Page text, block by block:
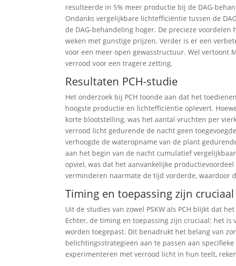
resulteerde in 5% meer productie bij de DAG-
Ondanks vergelijkbare lichtefficiëntie tussen de
de DAG-behandeling hoger. De precieze
weken met gunstige prijzen. Verder is er een
voor een meer open gewasstructuur. Wel
verrood voor een tragere zetting.
Resultaten PCH-studie
Het onderzoek bij PCH toonde aan dat het
hoogste productie en lichtefficiëntie oplevert.
korte blootstelling, was het aantal vruchten per
verrood licht gedurende de nacht geen
verhoogde de wateropname van de plant
aan het begin van de nacht cumulatief
opviel, was dat het aanvankelijke
verminderen naarmate de tijd vorderde, waardoor
Timing en toepassing zijn cruciaal
Uit de studies van zowel PSKW als PCH blijkt dat
Echter, de timing en toepassing zijn cruciaal: het
worden toegepast. Dit benadrukt het belang van
belichtingsstrategieën aan te passen aan
experimenteren met verrood licht in hun teelt,